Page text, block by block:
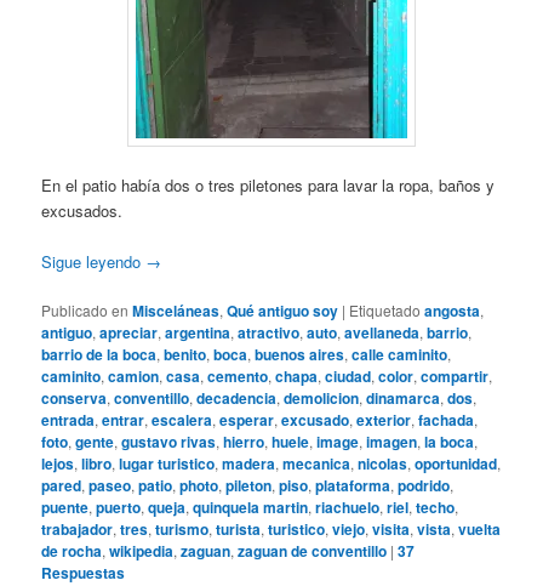
En el patio había dos o tres piletones para lavar la ropa, baños y
excusados.
Sigue leyendo →
Publicado en Misceláneas,Qué antiguo soy | Etiquetado angosta,
antiguo,apreciar,argentina,atractivo,auto,avellaneda,barrio,
barrio de la boca,benito,boca,buenos aires,calle caminito,
caminito,camion,casa,cemento,chapa,ciudad,color,compartir,
conserva,conventillo,decadencia,demolicion,dinamarca,dos,
entrada,entrar,escalera,esperar,excusado,exterior,fachada,
foto,gente,gustavo rivas,hierro,huele,image,imagen,la boca,
lejos,libro,lugar turistico,madera,mecanica,nicolas,oportunidad,
pared,paseo,patio,photo,pileton,piso,plataforma,podrido,
puente,puerto,queja,quinquela martin,riachuelo,riel,techo,
trabajador,tres,turismo,turista,turistico,viejo,visita,vista,vuelta
de rocha,wikipedia,zaguan,zaguan de conventillo |37
Respuestas